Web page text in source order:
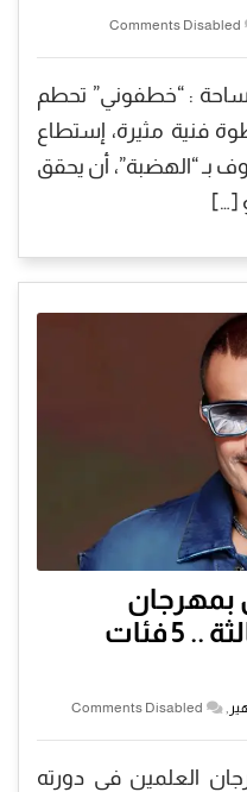
Comments Disabled
: “خطفوني” تحطم
فنية مثيرة، إستطاع
بـ “الهضبة”، أن يحقق
[…]
بمهرجان
العلمين فى دورته الثالثة .. 5 فئات
,
Comments Disabled
العلمين فى دورته